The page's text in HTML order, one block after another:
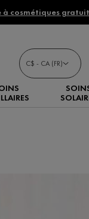
cosmétiques
C$ - CA (FR)